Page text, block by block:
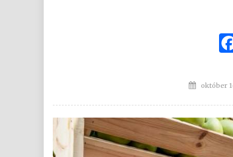
Posted
október